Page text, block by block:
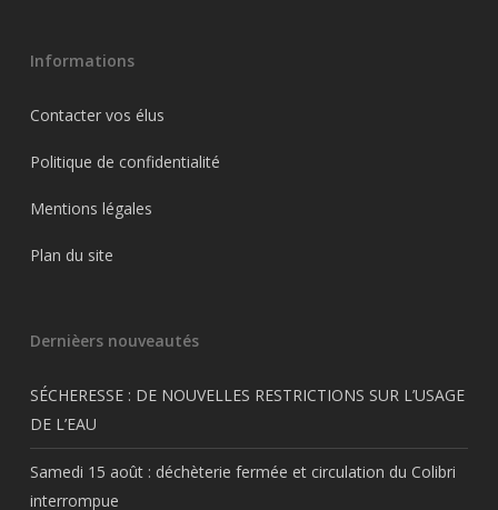
Informations
Contacter vos élus
Politique de confidentialité
Mentions légales
Plan du site
Dernièers nouveautés
SÉCHERESSE : DE NOUVELLES RESTRICTIONS SUR L’USAGE
DE L’EAU
Samedi 15 août : déchèterie fermée et circulation du Colibri
interrompue